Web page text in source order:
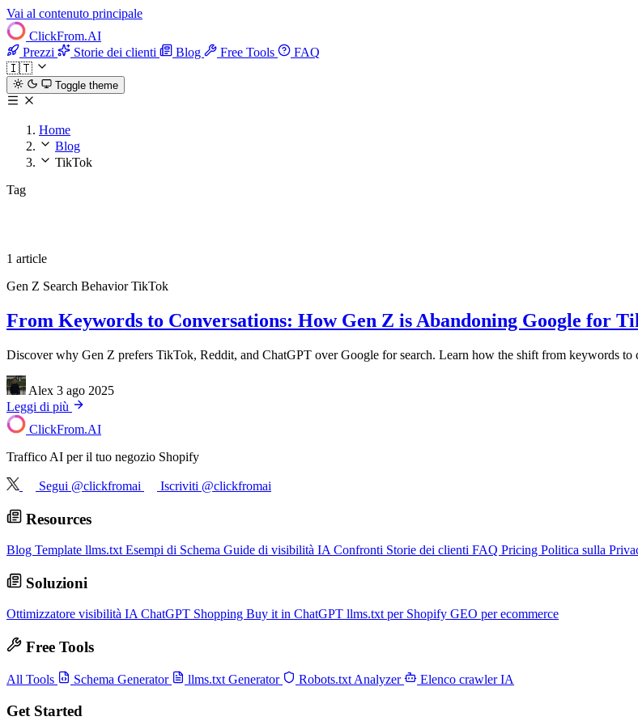
Vai al contenuto principale
ClickFrom.AI
Prezzi
Storie dei clienti Blog Free Tools
FAQ
🇮🇹
Toggle theme
Home
Blog
TikTok
Tag
1 article
Gen Z Search BehaviorTikTok
From Keywords to Conversations: How Gen Z is Abandoning Google for
Discover why Gen Z prefers TikTok, Reddit, and ChatGPT over Google for search. Learn how the shift from keywords to
Alex 3 ago 2025
Leggi di più
ClickFrom.AI
Traffico AI per il tuo negozio Shopify
Segui @clickfromai Iscriviti @clickfromai
Resources
Blog Template llms.txt Esempi di Schema Guide di visibilità IA Confronti Storie dei clienti FAQ Pricing Politica sulla
Soluzioni
Ottimizzatore visibilità IA ChatGPT Shopping Buy it in ChatGPT llms.txt per Shopify GEO per ecommerce
Free Tools
All Tools Schema Generator llms.txt Generator Robots.txt Analyzer Elenco crawler IA
Get Started